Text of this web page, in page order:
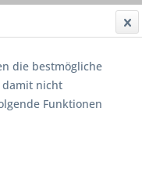
die bestmögliche
damit nicht
Funktionen